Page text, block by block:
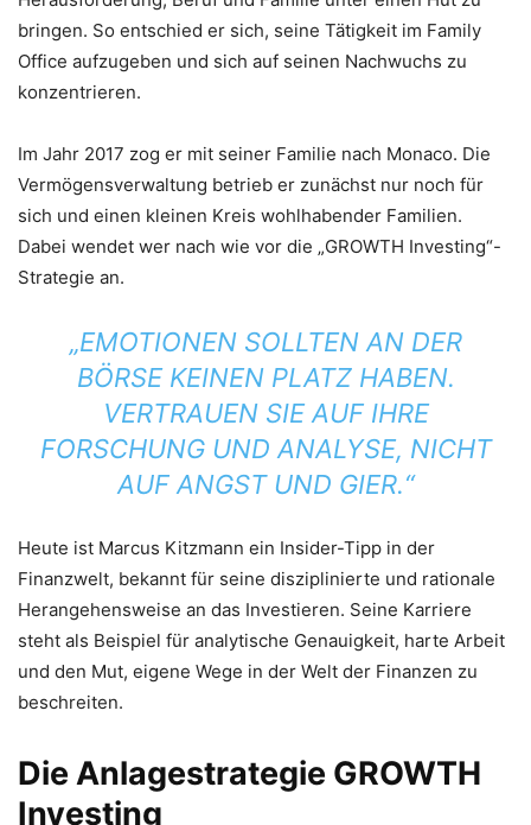
bringen. So entschied er sich, seine Tätigkeit im Family
Office aufzugeben und sich auf seinen Nachwuchs zu
konzentrieren.
Im Jahr 2017 zog er mit seiner Familie nach Monaco. Die
Vermögensverwaltung betrieb er zunächst nur noch für
sich und einen kleinen Kreis wohlhabender Familien.
Dabei wendet wer nach wie vor die „GROWTH Investing“-
Strategie an.
„EMOTIONEN SOLLTEN AN DER
BÖRSE KEINEN PLATZ HABEN.
VERTRAUEN SIE AUF IHRE
FORSCHUNG UND ANALYSE, NICHT
AUF ANGST UND GIER.“
Heute ist Marcus Kitzmann ein Insider-Tipp in der
Finanzwelt, bekannt für seine disziplinierte und rationale
Herangehensweise an das Investieren. Seine Karriere
steht als Beispiel für analytische Genauigkeit, harte Arbeit
und den Mut, eigene Wege in der Welt der Finanzen zu
beschreiten.
Die Anlagestrategie GROWTH
Investing